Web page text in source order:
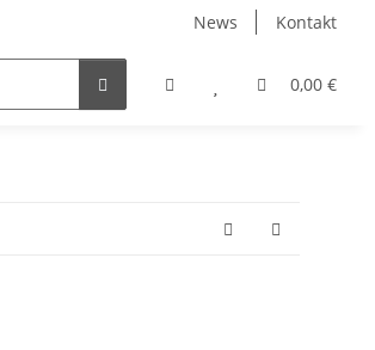
News Kontakt
0,00 €